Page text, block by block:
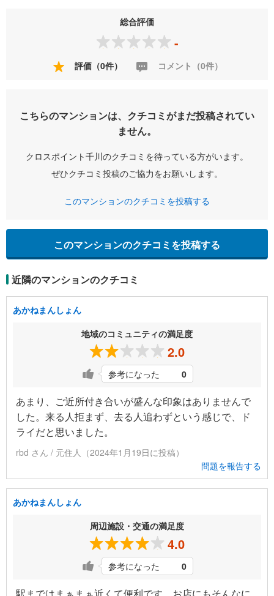
総合評価
-
評価（0件） コメント（0件）
こちらのマンションは、クチコミがまだ投稿されてい
ません。
クロスポイント千川のクチコミを待っている方がいます。
ぜひクチコミ投稿のご協力をお願いします。
このマンションのクチコミを投稿する
このマンションのクチコミを投稿する
近隣のマンションのクチコミ
あかねまんしょん
地域のコミュニティの満足度
2.0
参考になった 0
あまり、ご近所付き合いが盛んな印象はありませんで
した。来る人拒まず、去る人追わずという感じで、ド
ライだと思いました。
rbd さん / 元住人（2024年1月19日に投稿）
問題を報告する
あかねまんしょん
周辺施設・交通の満足度
4.0
参考になった 0